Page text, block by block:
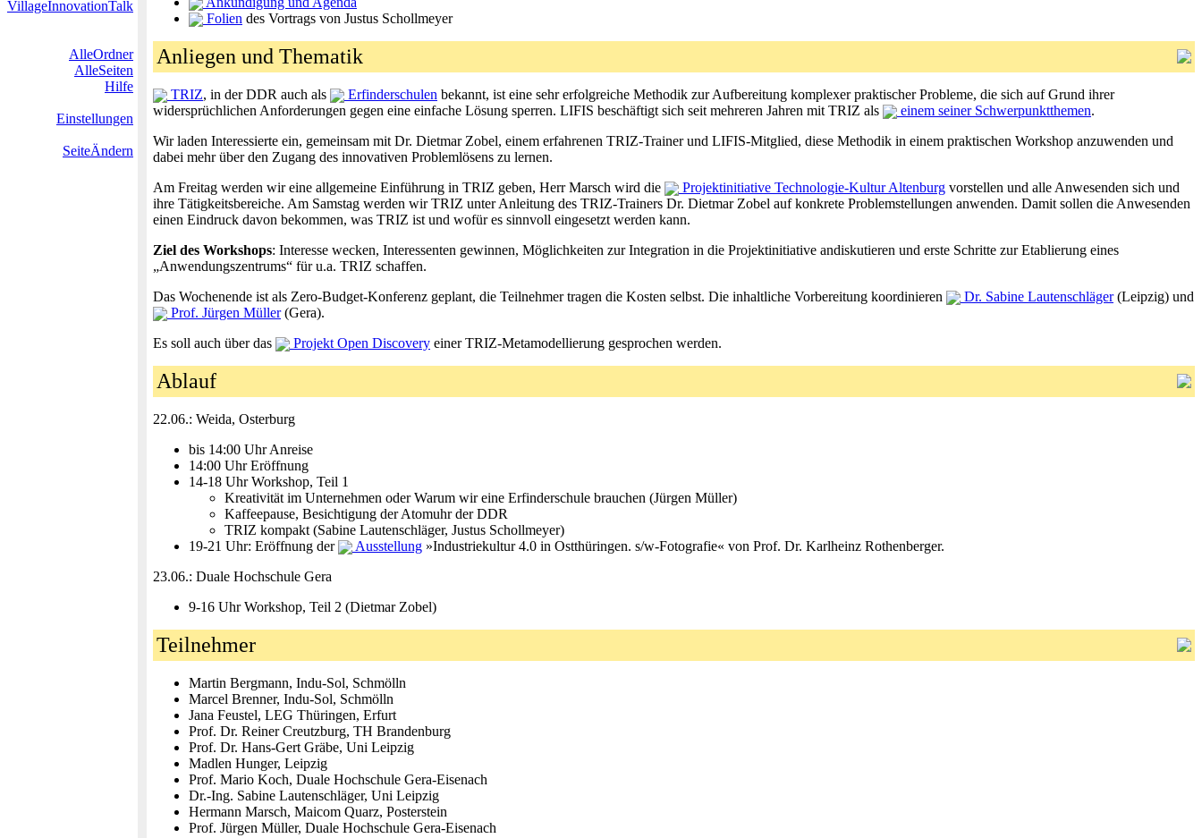
VillageInnovationTalk
AlleOrdner
AlleSeiten
Hilfe
Einstellungen
SeiteÄndern
Folien des Vortrags von Justus Schollmeyer
Anliegen und Thematik
TRIZ, in der DDR auch als Erfinderschulen bekannt, ist eine sehr erfolgreiche Methodik zur Aufbereitung komplexer praktischer Probleme, die sich auf Grund ihrer
widersprüchlichen Anforderungen gegen eine einfache Lösung sperren. LIFIS beschäftigt sich seit mehreren Jahren mit TRIZ als
einem seiner Schwerpunktthemen.
Wir laden Interessierte ein, gemeinsam mit Dr. Dietmar Zobel, einem erfahrenen TRIZ-Trainer und LIFIS-Mitglied, diese Methodik in einem praktischen Workshop anzuwenden und
dabei mehr über den Zugang des innovativen Problemlösens zu lernen.
Am Freitag werden wir eine allgemeine Einführung in TRIZ geben, Herr Marsch wird die
Projektinitiative Technologie-Kultur Altenburg vorstellen und alle Anwesenden sich und
ihre Tätigkeitsbereiche. Am Samstag werden wir TRIZ unter Anleitung des TRIZ-Trainers Dr. Dietmar Zobel auf konkrete Problemstellungen anwenden. Damit sollen die Anwesenden
einen Eindruck davon bekommen, was TRIZ ist und wofür es sinnvoll eingesetzt werden kann.
Ziel des Workshops: Interesse wecken, Interessenten gewinnen, Möglichkeiten zur Integration in die Projektinitiative andiskutieren und erste Schritte zur Etablierung eines
„Anwendungszentrums“ für u.a. TRIZ schaffen.
Das Wochenende ist als Zero-Budget-Konferenz geplant, die Teilnehmer tragen die Kosten selbst. Die inhaltliche Vorbereitung koordinieren
Dr. Sabine Lautenschläger(Leipzig) und
Prof. Jürgen Müller(Gera).
Es soll auch über das
Projekt Open Discovery einer TRIZ-Metamodellierung gesprochen werden.
Ablauf
22.06.: Weida, Osterburg
bis 14:00 Uhr Anreise
14:00 Uhr Eröffnung
14-18 Uhr Workshop, Teil 1
Kreativität im Unternehmen oder Warum wir eine Erfinderschule brauchen (Jürgen Müller)
Kaffeepause, Besichtigung der Atomuhr der DDR
TRIZ kompakt (Sabine Lautenschläger, Justus Schollmeyer)
19-21 Uhr: Eröffnung der
Ausstellung »Industriekultur 4.0 in Ostthüringen. s/w-Fotografie« von Prof. Dr. Karlheinz Rothenberger.
23.06.: Duale Hochschule Gera
9-16 Uhr Workshop, Teil 2 (Dietmar Zobel)
Teilnehmer
Martin Bergmann, Indu-Sol, Schmölln
Marcel Brenner, Indu-Sol, Schmölln
Jana Feustel, LEG Thüringen, Erfurt
Prof. Dr. Reiner Creutzburg, TH Brandenburg
Prof. Dr. Hans-Gert Gräbe, Uni Leipzig
Madlen Hunger, Leipzig
Prof. Mario Koch, Duale Hochschule Gera-Eisenach
Dr.-Ing. Sabine Lautenschläger, Uni Leipzig
Hermann Marsch, Maicom Quarz, Posterstein
Prof. Jürgen Müller, Duale Hochschule Gera-Eisenach